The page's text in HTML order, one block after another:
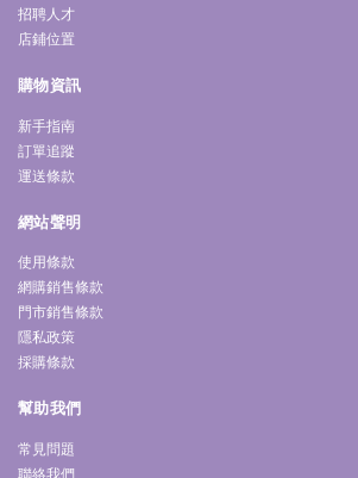
招聘人才
店鋪位置
購物資訊
新手指南
訂單追蹤
運送條款
網站聲明
使用條款
網購銷售條款
門市銷售條款
隱私政策
採購條款
幫助我們
常見問題
聯絡我們